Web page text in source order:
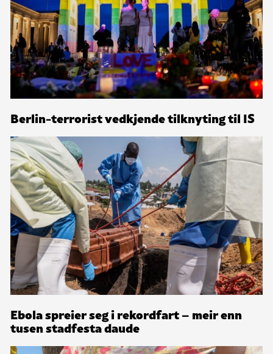
Berlin-terrorist vedkjende tilknyting til IS
Ebola spreier seg i rekordfart – meir enn
tusen stadfesta daude